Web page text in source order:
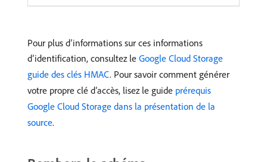
Pour plus d’informations sur ces informations
d’identification, consultez le Google Cloud Storage
guide des clés HMAC. Pour savoir comment générer
votre propre clé d’accès, lisez le guide prérequis
Google Cloud Storage dans la présentation de la
source.